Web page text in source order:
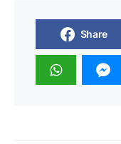
Share